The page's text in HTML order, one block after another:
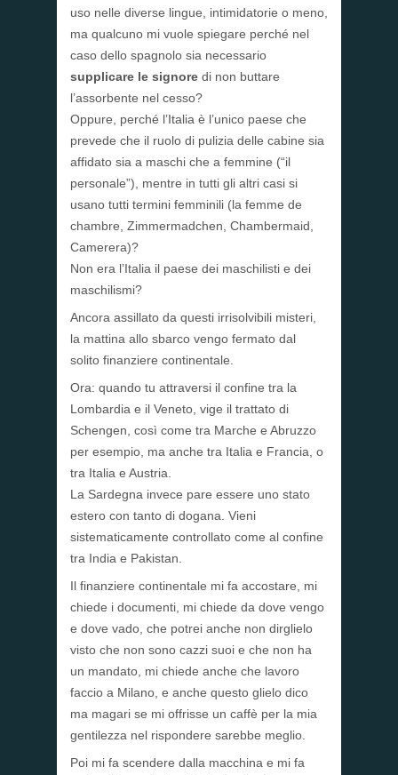
uso nelle diverse lingue, intimidatorie o meno,
ma qualcuno mi vuole spiegare perché nel
caso dello spagnolo sia necessario
supplicare le signore di non buttare
l’assorbente nel cesso?
Oppure, perché l’Italia è l’unico paese che
prevede che il ruolo di pulizia delle cabine sia
affidato sia a maschi che a femmine (“il
personale”), mentre in tutti gli altri casi si
usano tutti termini femminili (la femme de
chambre, Zimmermadchen, Chambermaid,
Camerera)?
Non era l’Italia il paese dei maschilisti e dei
maschilismi?
Ancora assillato da questi irrisolvibili misteri,
la mattina allo sbarco vengo fermato dal
solito finanziere continentale.
Ora: quando tu attraversi il confine tra la
Lombardia e il Veneto, vige il trattato di
Schengen, così come tra Marche e Abruzzo
per esempio, ma anche tra Italia e Francia, o
tra Italia e Austria.
La Sardegna invece pare essere uno stato
estero con tanto di dogana. Vieni
sistematicamente controllato come al confine
tra India e Pakistan.
Il finanziere continentale mi fa accostare, mi
chiede i documenti, mi chiede da dove vengo
e dove vado, che potrei anche non dirglielo
visto che non sono cazzi suoi e che non ha
un mandato, mi chiede anche che lavoro
faccio a Milano, e anche questo glielo dico
ma magari se mi offrisse un caffè per la mia
gentilezza nel rispondere sarebbe meglio.
Poi mi fa scendere dalla macchina e mi fa